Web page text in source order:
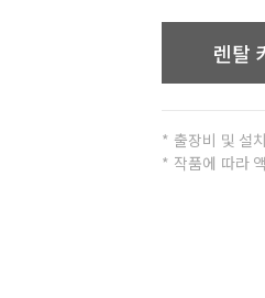
렌탈
* 출장비 및 설
* 작품에 따라